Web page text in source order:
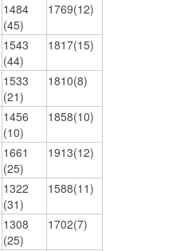
1484
(45)
1769(12)
1543
(44)
1817(15)
1533
(21)
1810(8)
1456
(10)
1858(10)
1661
(25)
1913(12)
1322
(31)
1588(11)
1308
(25)
1702(7)